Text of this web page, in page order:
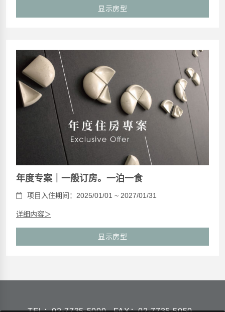
显示房型
年度专案｜一般订房。一泊一食
项目入住期间：2025/01/01 ~ 2027/01/31
详细内容＞
显示房型